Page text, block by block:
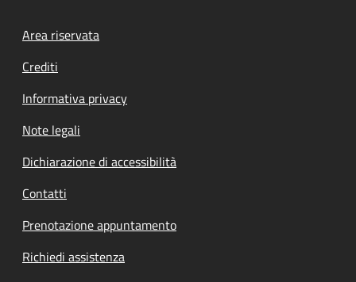
Footer menu
Area riservata
Crediti
Informativa privacy
Note legali
Dichiarazione di accessibilità
Contatti
Prenotazione appuntamento
Richiedi assistenza